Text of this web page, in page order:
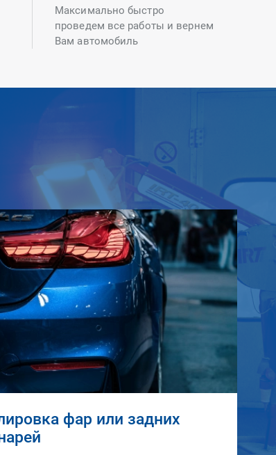
Максимально быстро
проведем все работы и вернем
Вам автомобиль
фар или задних